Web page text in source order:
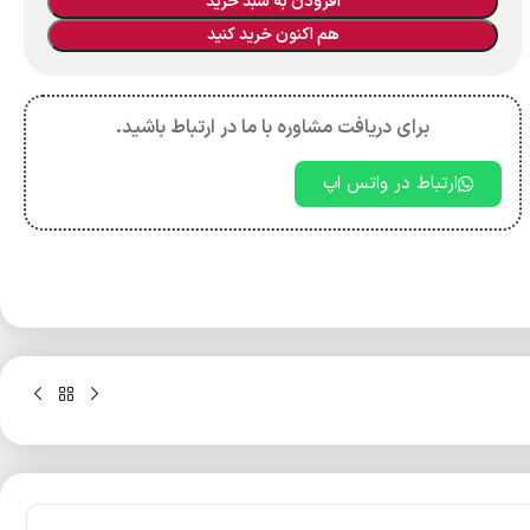
هم اکنون خرید کنید
برای دریافت مشاوره با ما در ارتباط باشید.
ارتباط در واتس اپ